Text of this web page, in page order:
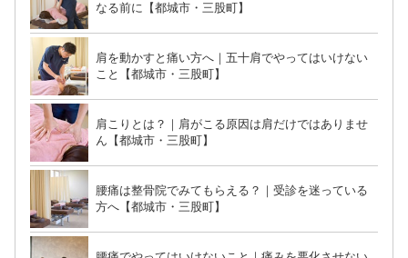
なる前に【都城市・三股町】
肩を動かすと痛い方へ｜五十肩でやってはいけない
こと【都城市・三股町】
肩こりとは？｜肩がこる原因は肩だけではありませ
ん【都城市・三股町】
腰痛は整骨院でみてもらえる？｜受診を迷っている
方へ【都城市・三股町】